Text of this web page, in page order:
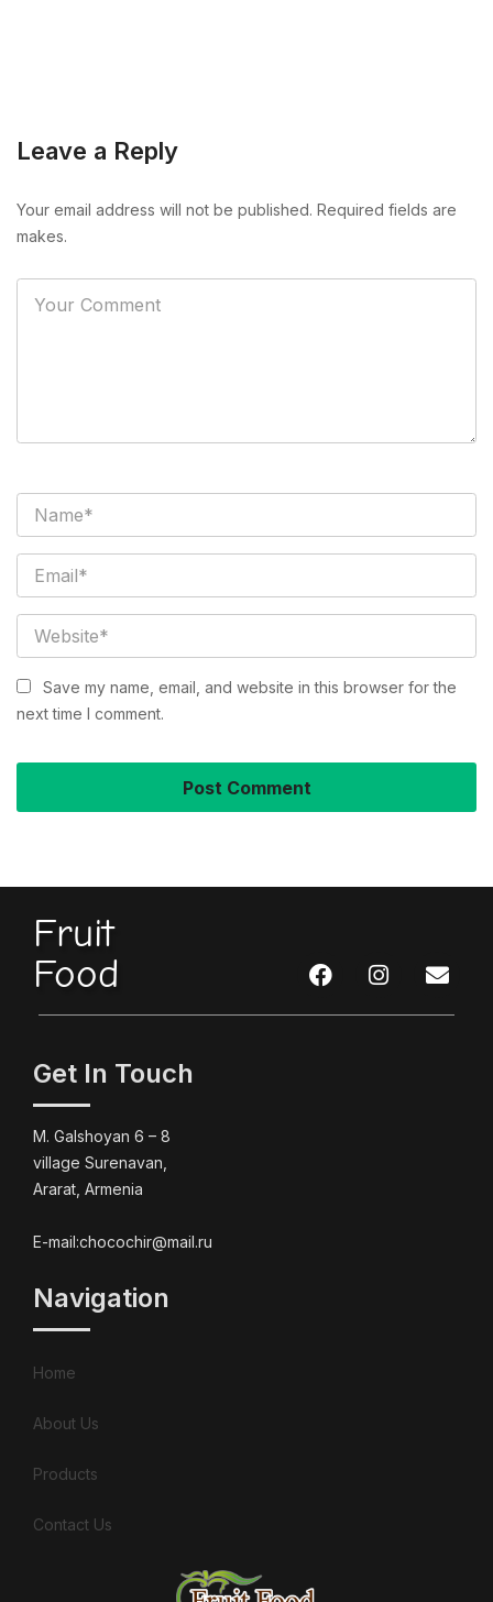
Leave a Reply
Your email address will not be published. Required fields are
makes.
Save my name, email, and website in this browser for the
next time I comment.
Fruit
Food
Get In Touch
M. Galshoyan 6 – 8
village Surenavan,
Ararat, Armenia
E-mail:chocochir@mail.ru
Navigation
Home
About Us
Products
Contact Us